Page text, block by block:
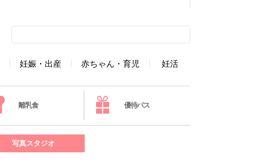
妊娠・出産 赤ちゃん・育児 妊活
離乳食 優待パス
写真スタジオ